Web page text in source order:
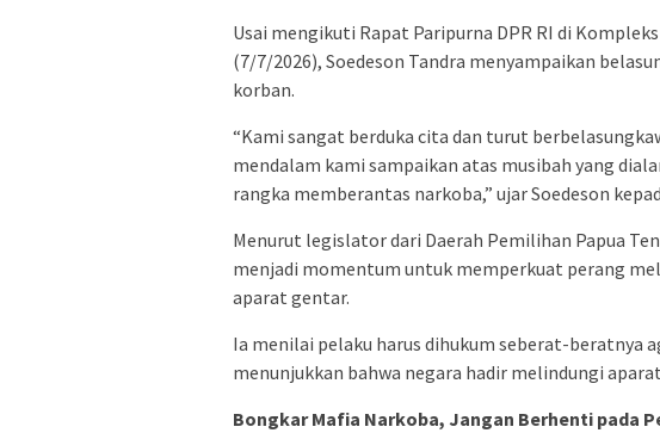
Usai mengikuti Rapat Paripurna DPR RI di
(7/7/2026), Soedeson Tandra menyampaikan
korban.
“Kami sangat berduka cita dan turut
mendalam kami sampaikan atas musibah yang
rangka memberantas narkoba,” ujar Soedeson
Menurut legislator dari Daerah Pemilihan Papua
menjadi momentum untuk memperkuat perang
aparat gentar.
Ia menilai pelaku harus dihukum seberat-beratnya
menunjukkan bahwa negara hadir melindungi
Bongkar Mafia Narkoba, Jangan Berhenti pada